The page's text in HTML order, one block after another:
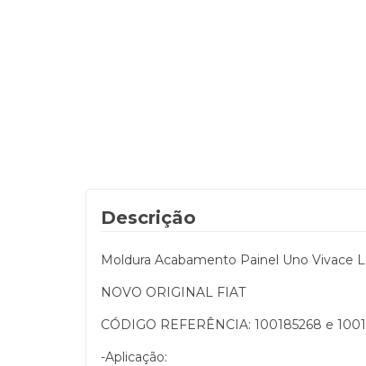
Descrição
Moldura Acabamento Painel Uno Vivace
NOVO ORIGINAL FIAT
CÓDIGO REFERÊNCIA: 100185268 e
-Aplicação: